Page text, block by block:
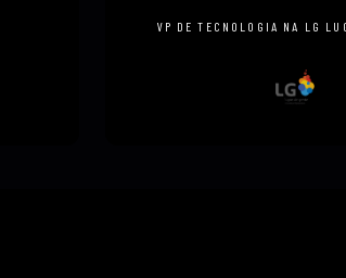
VP DE TECNOLOGIA NA LG